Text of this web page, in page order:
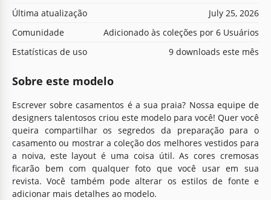
Última atualização
July 25, 2026
Comunidade
Adicionado às coleções por 6 Usuários
Estatísticas de uso
9 downloads este mês
Sobre este modelo
Escrever sobre casamentos é a sua praia? Nossa equipe de
designers talentosos criou este modelo para você! Quer você
queira compartilhar os segredos da preparação para o
casamento ou mostrar a coleção dos melhores vestidos para
a noiva, este layout é uma coisa útil. As cores cremosas
ficarão bem com qualquer foto que você usar em sua
revista. Você também pode alterar os estilos de fonte e
adicionar mais detalhes ao modelo.